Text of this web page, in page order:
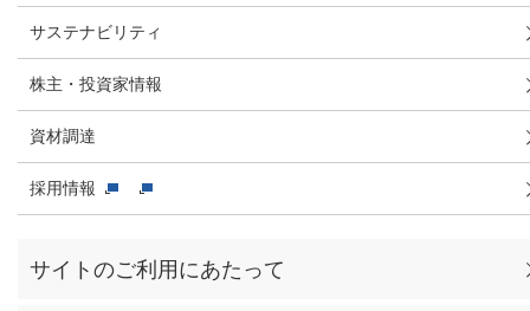
サステナビリティ
株主・投資家情報
資材調達
採用情報
サイトのご利用にあたって